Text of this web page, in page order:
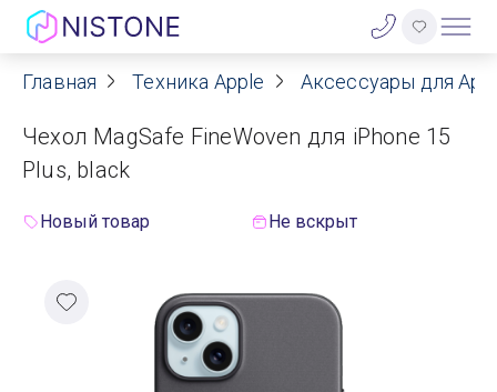
Акции
О нас
Реквизиты
Контакты
Главная Техника Apple Аксессуары для
Чехол MagSafe FineWoven для iPhone 15
Plus, black
Новый товар Не вскрыт